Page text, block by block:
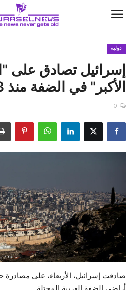
الأخبار
كتّابنا
اقتصاد
رياضة
فيديو
حياة
دولية
إسرائيل تصادق على
الأكبر" في الضفة منذ 3 عقود
0
أراضي الضفة الغربية المحتلة.